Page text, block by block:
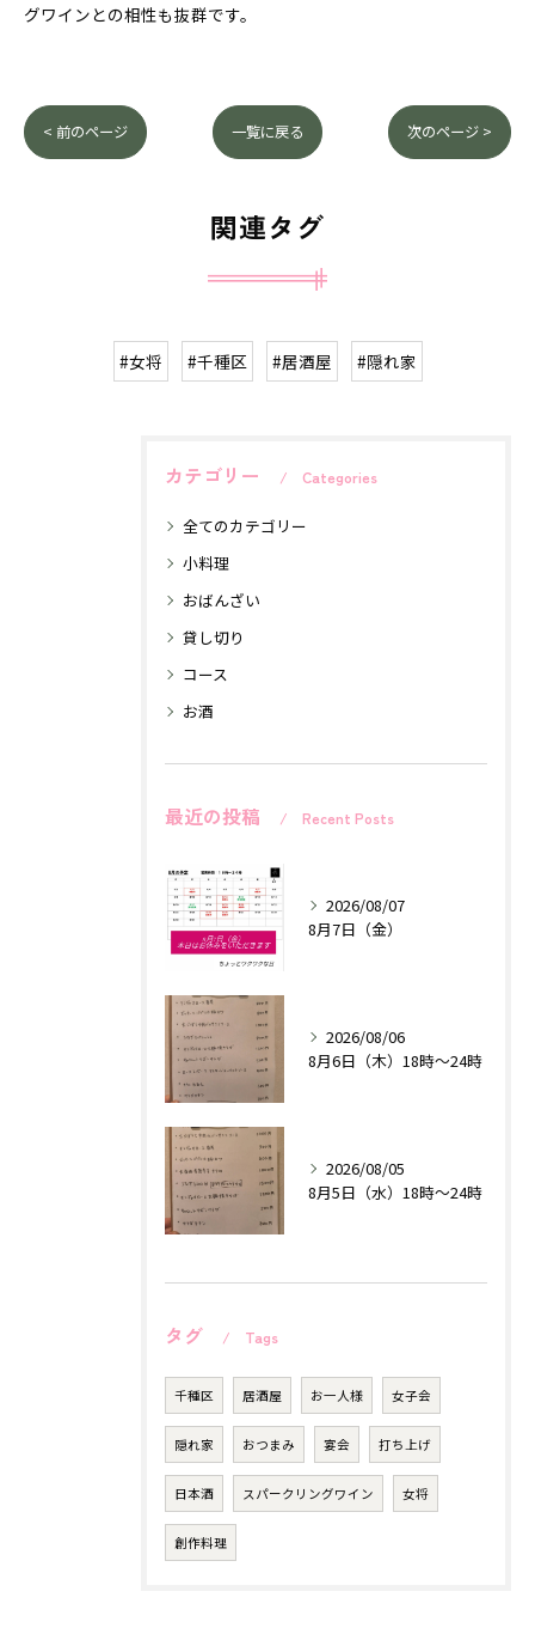
グワインとの相性も抜群です。
< 前のページ 一覧に戻る 次のページ >
関連タグ
#女将 #千種区 #居酒屋 #隠れ家
カテゴリー Categories
全てのカテゴリー
小料理
おばんざい
貸し切り
コース
お酒
最近の投稿 Recent Posts
2026/08/07
8月7日（金）
2026/08/06
8月6日（木）18時〜24時
2026/08/05
8月5日（水）18時〜24時
タグ Tags
千種区 居酒屋 お一人様 女子会
隠れ家 おつまみ 宴会 打ち上げ
日本酒 スパークリングワイン 女将
創作料理